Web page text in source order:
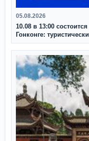
05.08.2026
10.08 в 13:00
Гонконге: